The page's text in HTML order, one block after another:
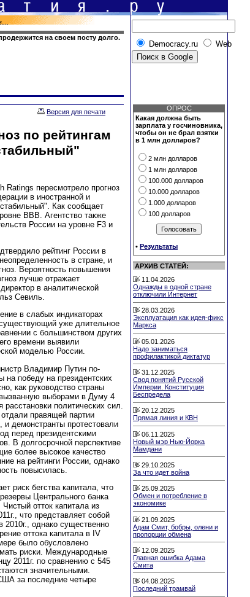
на своем посту долго.
Democracy.ru Web
Версия для печати
по рейтингам
Ratings пересмотрело прогноз
в иностранной и
Как сообщает
ВВВ. Агентство также
России на уровне F3 и
рейтинг России в
в стране, и
Вероятность повышения
лучше отражает
в аналитической
Севиль.
в слабых индикаторах
уже длительное
с большинством других
времени выявили
моделью России.
Владимир Путин по-
победу на президентских
как руководство страны
выборами в Думу 4
политических сил.
правящей партии
и демонстранты протестовали
перед президентскими
В долгосрочной перспективе
более высокое качество
на рейтинги России, однако
повысилась.
риск бегства капитала, что
Центрального банка
отток капитала из
что представляет собой
однако существенно
оттока капитала в IV
было обусловлено
риски. Международные
2011г. по сравнению с 545
значительными.
за последние четыре
ОПРОС
Какая должна быть
зарплата у госчиновника,
чтобы он не брал взятки
в 1 млн долларов?
2 млн долларов
1 млн долларов
100.000 долларов
10.000 долларов
1.000 долларов
100 долларов
• Результаты
АРХИВ СТАТЕЙ:
11.04.2026
Однажды в одной стране
отключили Интернет
28.03.2026
Эксплуатация как идея-фикс
Маркса
05.01.2026
Надо заниматься
профилактикой диктатур
31.12.2025
Свод понятий Русской
Империи. Конституция
Беспредела
20.12.2025
Прямая линия и КВН
06.11.2025
Новый мэр Нью-Йорка
Мамдани
29.10.2025
За что идет война
25.09.2025
Обмен и потребление в
экономике
21.09.2025
Адам Смит, бобры, олени и
пропорции обмена
12.09.2025
Главная ошибка Адама
Смита
04.08.2025
Последний трамвай